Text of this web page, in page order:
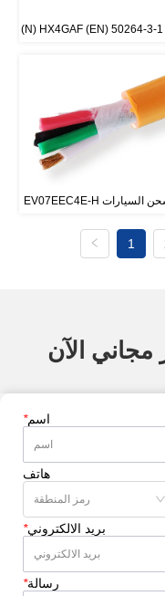
(N) HX4GAF (EN) 50264-3-1 السكك
EV07EEC4E-H كابل شحن السيارات
1
الآن
*اسم
هاتف
*بريد الالكتروني
*رسالة